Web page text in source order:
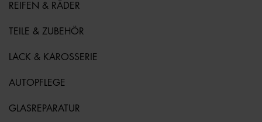
REIFEN & RÄDER
TEILE & ZUBEHÖR
LACK & KAROSSERIE
AUTOPFLEGE
GLASREPARATUR